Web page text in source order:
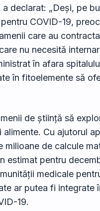
declarat: „Deși, pe
COVID-19,
care au
nu necesită
în afara
în fitoelemente să
de știință să
Cu ajutorul
de calcule
estimat pentru
medicale
ar putea fi integrate
19.